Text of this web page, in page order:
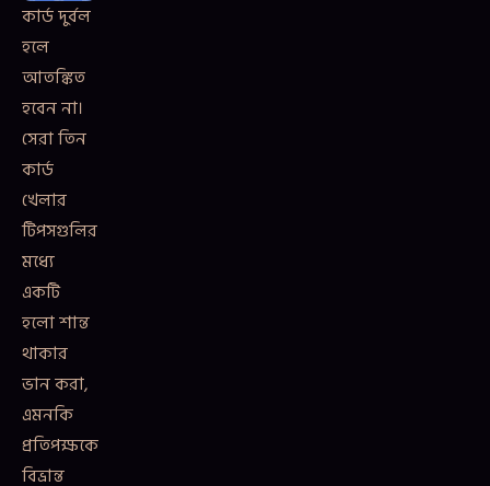
কার্ড দুর্বল
হলে
আতঙ্কিত
হবেন না।
সেরা তিন
কার্ড
খেলার
টিপসগুলির
মধ্যে
একটি
হলো শান্ত
থাকার
ভান করা,
এমনকি
প্রতিপক্ষকে
বিভ্রান্ত